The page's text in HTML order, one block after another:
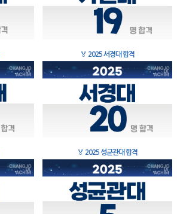
🏅 2025 서경대 합격
🏅 2025 성균관대 합격